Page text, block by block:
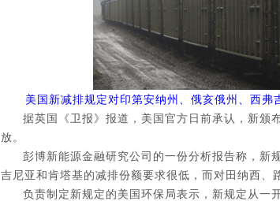
美国新减排规定对印第安纳州、俄亥俄州、西弗
据英国《卫报》报道，美国官方日前承认，新颁
放。
彭博新能源金融研究公司的一份分析报告称，新
吉尼亚和肯塔基的减排份额要求很低，而对田纳西、
负责制定新规定的美国环保局表示，新规定从一